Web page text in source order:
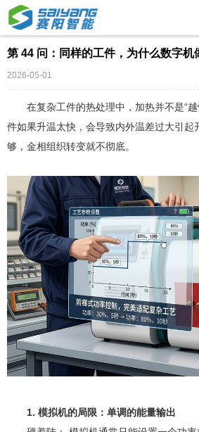
第 44 问：同样的工件，为什么数字机
2026-05-01
在复杂工件的热处理中，加热并不是“
件如果升温太快，会导致内外温差过大引起
够，金相组织转变就不彻底。
1. 模拟机的局限：单调的能量输出